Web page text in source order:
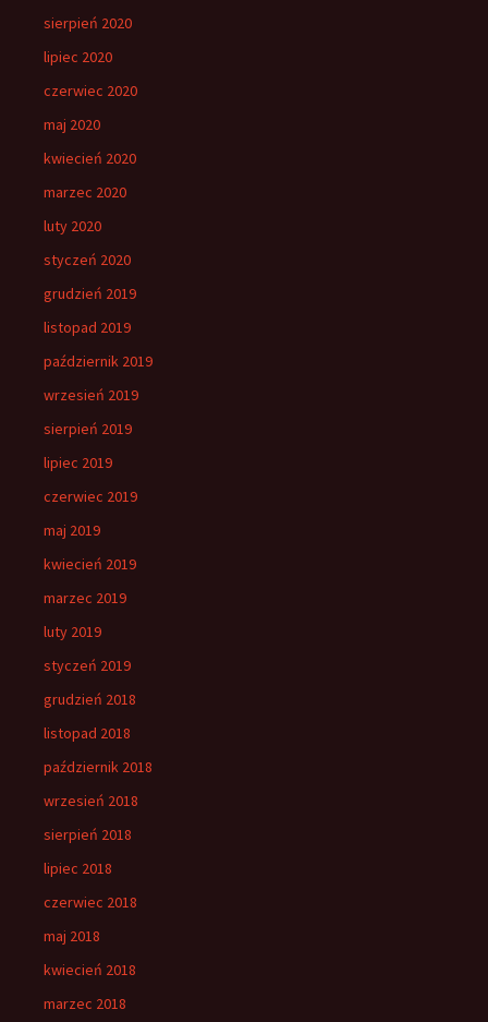
sierpień 2020
lipiec 2020
czerwiec 2020
maj 2020
kwiecień 2020
marzec 2020
luty 2020
styczeń 2020
grudzień 2019
listopad 2019
październik 2019
wrzesień 2019
sierpień 2019
lipiec 2019
czerwiec 2019
maj 2019
kwiecień 2019
marzec 2019
luty 2019
styczeń 2019
grudzień 2018
listopad 2018
październik 2018
wrzesień 2018
sierpień 2018
lipiec 2018
czerwiec 2018
maj 2018
kwiecień 2018
marzec 2018